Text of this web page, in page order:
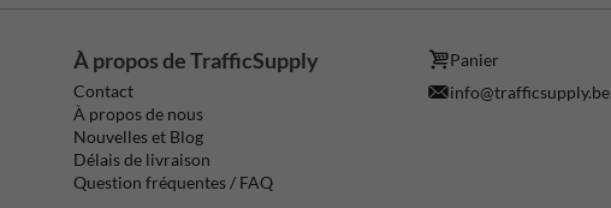
À propos de TrafficSupply
Contact
À propos de nous
Nouvelles et Blog
Délais de livraison
Question fréquentes / FAQ
Panier
info@trafficsupply.be